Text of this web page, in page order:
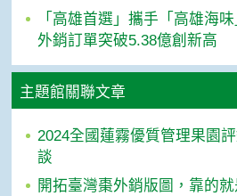
「高雄首選」攜手「高雄海
外銷訂單突破5.38億創新高
主題館關聯文章
2024全國蓮霧優質管理果園
談
開拓臺灣棗外銷版圖，靠的